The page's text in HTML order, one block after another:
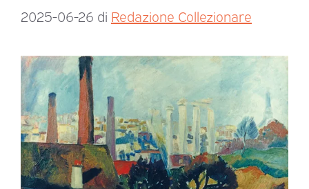
2025-06-26 di Redazione Collezionare